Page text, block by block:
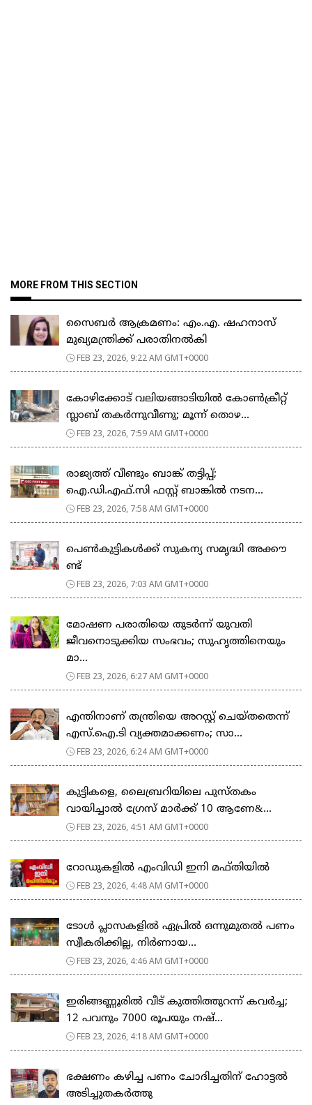
MORE FROM THIS SECTION
സൈബർ ആക്രമണം: എം.എ. ഷഹനാസ്
മുഖ്യമന്ത്രിക്ക് പരാതിനൽകി
FEB 23, 2026, 9:22 AM GMT+0000
കോഴിക്കോട് വലിയങ്ങാടിയിൽ കോൺക്രീറ്റ്
സ്ലാബ് തകർന്നുവീണു; മൂന്ന് തൊഴ...
FEB 23, 2026, 7:59 AM GMT+0000
രാജ്യത്ത് വീണ്ടും ബാങ്ക് തട്ടിപ്പ്;
ഐ.ഡി.എഫ്.സി ഫസ്റ്റ് ബാങ്കിൽ നടന...
FEB 23, 2026, 7:58 AM GMT+0000
പെ​ൺ​കു​ട്ടി​ക​ൾ​ക്ക് സു​ക​ന്യ സ​മൃ​ദ്ധി അ​ക്കൗ​
ണ്ട്
FEB 23, 2026, 7:03 AM GMT+0000
മോഷണ പരാതിയെ തുടര്‍ന്ന് യുവതി
ജീവനൊടുക്കിയ സംഭവം; സുഹൃത്തിനെയും
മാ...
FEB 23, 2026, 6:27 AM GMT+0000
എന്തിനാണ് തന്ത്രിയെ അറസ്റ്റ് ചെയ്തതെന്ന്
എസ്.ഐ.ടി വ്യക്തമാക്കണം; സാ...
FEB 23, 2026, 6:24 AM GMT+0000
കുട്ടികളെ, ലൈബ്രറിയിലെ പുസ്തകം
വായിച്ചാല്‍ ഗ്രേസ് മാര്‍ക്ക് 10 ആണേ&...
FEB 23, 2026, 4:51 AM GMT+0000
റോഡുകളില്‍ എംവിഡി ഇനി മഫ്തിയില്‍
FEB 23, 2026, 4:48 AM GMT+0000
ടോള്‍ പ്ലാസകളില്‍ ഏപ്രില്‍ ഒന്നുമുതല്‍ പണം
സ്വീകരിക്കില്ല, നിര്‍ണായ...
FEB 23, 2026, 4:46 AM GMT+0000
ഇരിങ്ങണ്ണൂരിൽ വീട് കുത്തിത്തുറന്ന് കവർച്ച;
12 പവനും 7000 രൂപയും നഷ്...
FEB 23, 2026, 4:18 AM GMT+0000
ഭക്ഷണം കഴിച്ച പണം ചോദിച്ചതിന് ഹോട്ടൽ
അടിച്ചുതകർത്തു